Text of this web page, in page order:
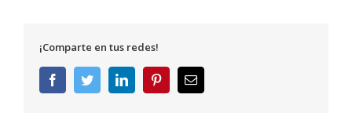
¡Comparte en tus redes!
FacebookTwitterLinkedInPinterestCorreo
electrónico